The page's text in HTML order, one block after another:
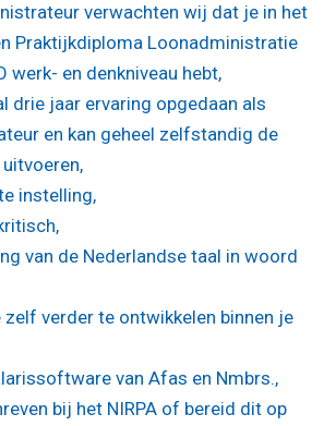
verwachten wij dat je in het
Praktijkdiploma Loonadministratie
werk- en denkniveau hebt,
drie jaar ervaring opgedaan als
en kan geheel zelfstandig de
instelling,
van de Nederlandse taal in woord
zelf verder te ontwikkelen binnen je
van Afas en Nmbrs.,
bij het NIRPA of bereid dit op